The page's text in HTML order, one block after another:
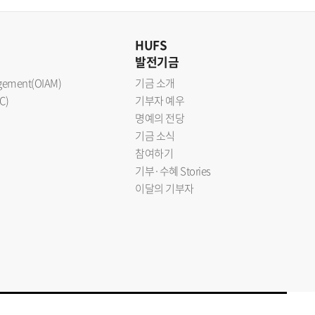
HUFS
발전기금
기금 소개
기부자 예우
명예의 전당
기금 소식
참여하기
기부·수혜 Stories
이달의 기부자